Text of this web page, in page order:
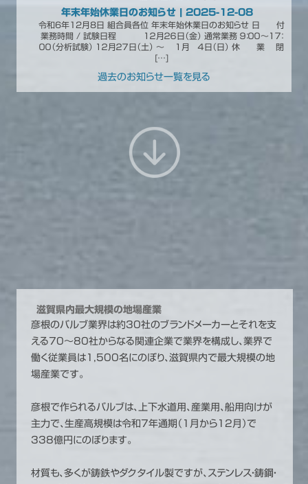
年末年始休業日のお知らせ | 2025-12-08
令和6年12月8日 組合員各位 年末年始休業日のお知らせ 日 付
業務時間 / 試験日程 １２月２６日（金） 通常業務 ９：００～１７：
００（分析試験） １２月２７日（土） ～ １月 ４日（日） 休 業 閉
[…]
過去のお知らせ一覧を見る
滋賀県内最大規模の地場産業
彦根のバルブ業界は約30社のブランドメーカーとそれを支
える70～80社からなる関連企業で業界を構成し、業界で
働く従業員は1,500名にのぼり、滋賀県内で最大規模の地
場産業です。
彦根で作られるバルブは、上下水道用、産業用、船用向けが
主力で、生産高規模は令和7年通期（1月から12月）で
338億円にのぼります。
材質も、多くが鋳鉄やダクタイル製ですが、ステンレス・鋳鋼・